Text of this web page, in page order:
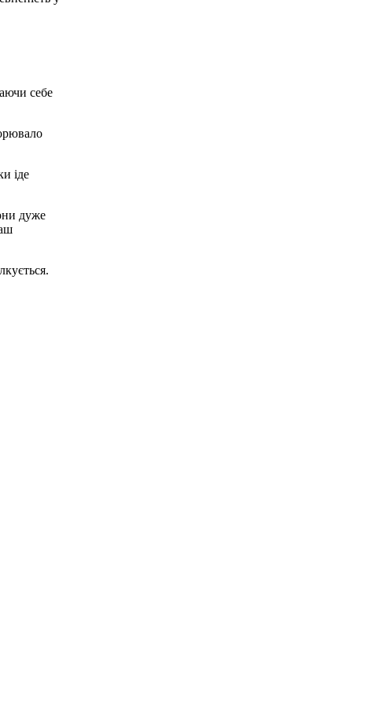
себе
іде
дуже